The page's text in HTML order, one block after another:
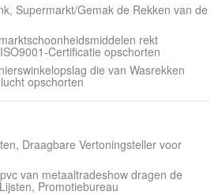
Supermarkt/Gemak de Rekken van de
rekt
Certificatie opschorten
die van Wasrekken
opschorten
Draagbare Vertoningsteller voor
van metaaltradeshow dragen de
Promotiebureau